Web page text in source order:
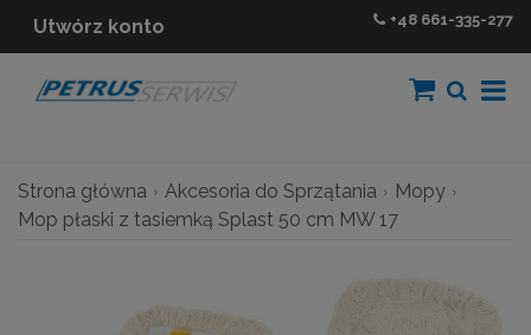
Utwórz konto +48 661-335-277
Strona główna Akcesoria do Sprzątania
Mopy
Mop płaski z tasiemką Splast 50 cm MW 17